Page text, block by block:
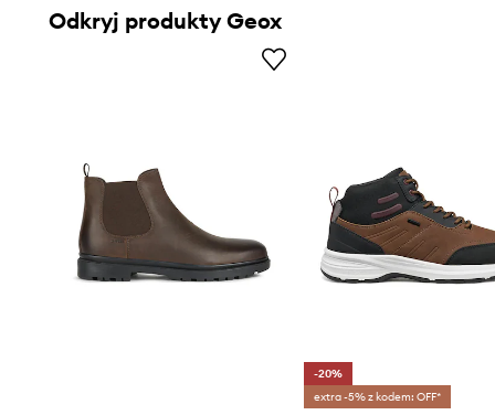
Odkryj produkty Geox
-20%
extra -5% z kodem: OFF*